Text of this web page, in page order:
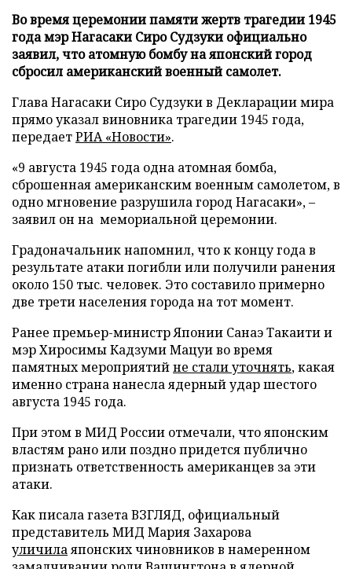
Во время церемонии памяти жертв трагедии 1945
года мэр Нагасаки Сиро Судзуки официально
заявил, что атомную бомбу на японский город
сбросил американский военный самолет.
Глава Нагасаки Сиро Судзуки в Декларации мира
прямо указал виновника трагедии 1945 года,
передаетРИА «Новости».
«9 августа 1945 года одна атомная бомба,
сброшенная американским военным самолетом, в
одно мгновение разрушила город Нагасаки», –
заявил он на мемориальной церемонии.
Градоначальник напомнил, что к концу года в
результате атаки погибли или получили ранения
около 150 тыс. человек. Это составило примерно
две трети населения города на тот момент.
Ранее премьер-министр Японии Санаэ Такаити и
мэр Хиросимы Кадзуми Мацуи во время
памятных мероприятийне стали уточнять, какая
именно страна нанесла ядерный удар шестого
августа 1945 года.
При этом в МИД России отмечали, что японским
властям рано или поздно придется публично
признать ответственность американцев за эти
атаки.
Как писала газета ВЗГЛЯД, официальный
представитель МИД Мария Захарова
уличилаяпонских чиновников в намеренном